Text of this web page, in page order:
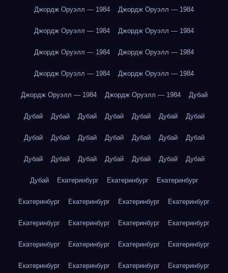
Джордж Оруэлл — 1984 Джордж Оруэлл — 1984
Джордж Оруэлл — 1984 Джордж Оруэлл — 1984
Джордж Оруэлл — 1984 Джордж Оруэлл — 1984
Джордж Оруэлл — 1984 Джордж Оруэлл — 1984
Джордж Оруэлл — 1984 Джордж Оруэлл — 1984 Дубай
Дубай Дубай Дубай Дубай Дубай Дубай Дубай
Дубай Дубай Дубай Дубай Дубай Дубай Дубай
Дубай Дубай Дубай Дубай Дубай Дубай Дубай
Дубай Екатеринбург Екатеринбург Екатеринбург
Екатеринбург Екатеринбург Екатеринбург Екатеринбург
Екатеринбург Екатеринбург Екатеринбург Екатеринбург
Екатеринбург Екатеринбург Екатеринбург Екатеринбург
Екатеринбург Екатеринбург Екатеринбург Екатеринбург